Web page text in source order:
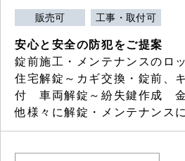
販売可 工事・取付可
安心と安全の防犯をご提案
錠前施工・メンテナンスのロ
住宅解錠～カギ交換・錠前、
付 車両解錠～紛失鍵作成 金
他様々に解錠・メンテナンス